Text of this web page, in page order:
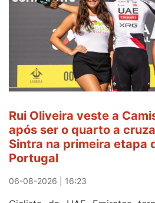
continua
Camisola
Amarela
ao
da
etapa
da
Volta
a
Portugal
Rui Oliveira veste a
após ser o quarto a
Sintra na primeira etapa
Portugal
06-08-2026 | 16:23